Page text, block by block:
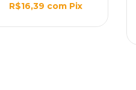
R$16,39 com Pix